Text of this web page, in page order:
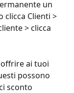
un
clicca Clienti >
> clicca
ai tuoi
possono
sconto